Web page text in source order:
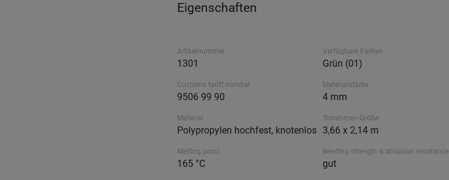
Eigenschaften
Artikelnummer
1301
Verfügbare Farben
Grün (01)
Customs tariff number
9506 99 90
Materialstärke
4 mm
Material
Polypropylen hochfest, knotenlos
Torrahmen-Größe
3,66 x 2,14 m
Melting point
165 °C
Bending strength & abrasion resistance
gut